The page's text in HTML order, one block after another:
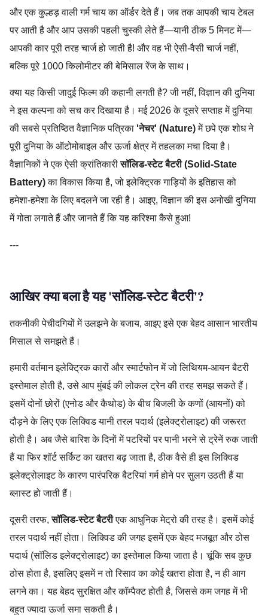
और एक कुल्हड़ वाली गर्म चाय का ऑर्डर देते हैं। जब तक आपकी चाय टेबल
पर आती है और आप उसकी पहली चुस्की लेते हैं—यानी ठीक 5 मिनट में—
आपकी कार पूरी तरह चार्ज हो जाती है! और वह भी ऐसी-वैसी चार्ज नहीं,
बल्कि पूरे 1000 किलोमीटर की बेमिसाल रेंज के साथ।
क्या यह किसी जादुई फिल्म की कहानी लगती है? जी नहीं, विज्ञान की दुनिया
ने इस कल्पना को सच कर दिखाया है। मई 2026 के दूसरे सप्ताह में दुनिया
की सबसे प्रतिष्ठित वैज्ञानिक पत्रिका 'नेचर' (Nature)में छपे एक शोध ने
पूरी दुनिया के ऑटोमोबाइल और ऊर्जा क्षेत्र में तहलका मचा दिया है।
वैज्ञानिकों ने एक ऐसी क्रांतिकारीसॉलिड-स्टेट बैटरी (Solid-State
Battery)का विकास किया है, जो इलेक्ट्रिक गाड़ियों के इतिहास को
हमेशा-हमेशा के लिए बदलने जा रही है। आइए, विज्ञान की इस अनोखी दुनिया
में गोता लगाते हैं और जानते हैं कि यह करिश्मा कैसे हुआ!
---
आखिर क्या बला है यह 'सॉलिड-स्टेट बैटरी'?
तकनीकी पेचीदगियों में उलझने के बजाय, आइए इसे एक बेहद आसान भारतीय
मिसाल से समझते हैं।
हमारी वर्तमान इलेक्ट्रिक कारों और स्मार्टफोन में जो लिथियम-आयन बैटरी
इस्तेमाल होती है, उसे आप मुंबई की लोकल ट्रेन की तरह समझ सकते हैं।
इसमें दोनों छोरों (एनोड और कैथोड) के बीच बिजली के कणों (आयनों) को
दौड़ने के लिए एक लिक्विड यानी तरल पदार्थ (इलेक्ट्रोलाइट) की जरूरत
होती है। अब जैसे बारिश के दिनों में पटरियों पर पानी भरने से ट्रेनें रुक जाती
हैं या फिर शॉर्ट सर्किट का खतरा बढ़ जाता है, ठीक वैसे ही इस लिक्विड
इलेक्ट्रोलाइट के कारण पारंपरिक बैटरियां गर्म होने पर सुलग उठती हैं या
ब्लास्ट हो जाती हैं।
दूसरी तरफ,सॉलिड-स्टेट बैटरीएक आधुनिक मेट्रो की तरह है। इसमें कोई
तरल पदार्थ नहीं होता। लिक्विड की जगह इसमें एक बेहद मजबूत और ठोस
पदार्थ (सॉलिड इलेक्ट्रोलाइट) का इस्तेमाल किया जाता है। चूंकि सब कुछ
ठोस होता है, इसलिए इसमें न तो रिसाव का कोई खतरा होता है, न ही आग
लगने का। यह बेहद सुरक्षित और कॉम्पैक्ट होती है, जिससे कम जगह में भी
बहुत ज्यादा ऊर्जा समा सकती है।